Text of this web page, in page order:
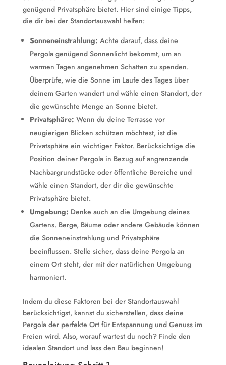
genügend Privatsphäre bietet. Hier sind einige Tipps,
die dir bei der Standortauswahl helfen:
Sonneneinstrahlung: Achte darauf, dass deine
Pergola genügend Sonnenlicht bekommt, um an
warmen Tagen angenehmen Schatten zu spenden.
Überprüfe, wie die Sonne im Laufe des Tages über
deinem Garten wandert und wähle einen Standort, der
die gewünschte Menge an Sonne bietet.
Privatsphäre: Wenn du deine Terrasse vor
neugierigen Blicken schützen möchtest, ist die
Privatsphäre ein wichtiger Faktor. Berücksichtige die
Position deiner Pergola in Bezug auf angrenzende
Nachbargrundstücke oder öffentliche Bereiche und
wähle einen Standort, der dir die gewünschte
Privatsphäre bietet.
Umgebung: Denke auch an die Umgebung deines
Gartens. Berge, Bäume oder andere Gebäude können
die Sonneneinstrahlung und Privatsphäre
beeinflussen. Stelle sicher, dass deine Pergola an
einem Ort steht, der mit der natürlichen Umgebung
harmoniert.
Indem du diese Faktoren bei der Standortauswahl
berücksichtigst, kannst du sicherstellen, dass deine
Pergola der perfekte Ort für Entspannung und Genuss im
Freien wird. Also, worauf wartest du noch? Finde den
idealen Standort und lass den Bau beginnen!